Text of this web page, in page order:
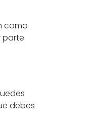
como
parte
debes